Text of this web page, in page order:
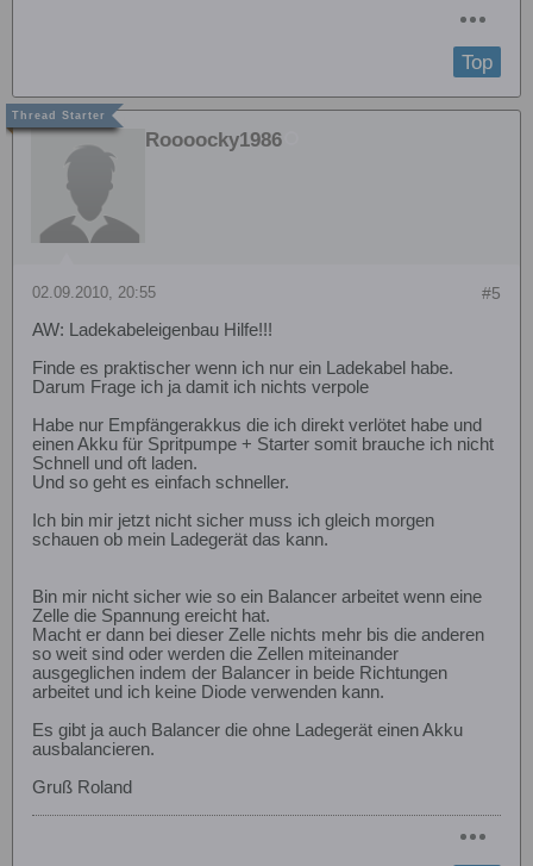
Top
Roooocky1986
#5
02.09.2010, 20:55
AW: Ladekabeleigenbau Hilfe!!!
Finde es praktischer wenn ich nur ein Ladekabel habe.
Darum Frage ich ja damit ich nichts verpole
Habe nur Empfängerakkus die ich direkt verlötet habe und
einen Akku für Spritpumpe + Starter somit brauche ich nicht
Schnell und oft laden.
Und so geht es einfach schneller.
Ich bin mir jetzt nicht sicher muss ich gleich morgen
schauen ob mein Ladegerät das kann.
Bin mir nicht sicher wie so ein Balancer arbeitet wenn eine
Zelle die Spannung ereicht hat.
Macht er dann bei dieser Zelle nichts mehr bis die anderen
so weit sind oder werden die Zellen miteinander
ausgeglichen indem der Balancer in beide Richtungen
arbeitet und ich keine Diode verwenden kann.
Es gibt ja auch Balancer die ohne Ladegerät einen Akku
ausbalancieren.
Gruß Roland